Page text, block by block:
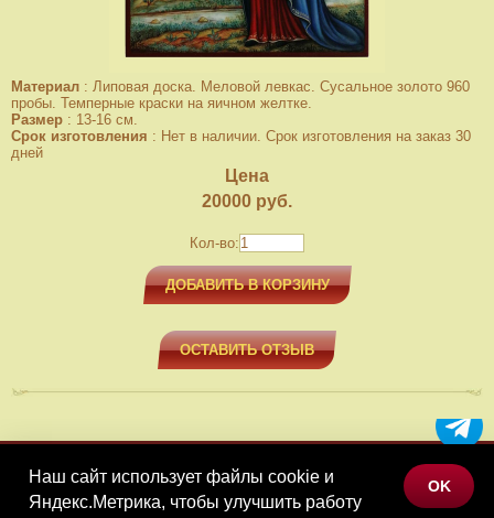
Материал : Липовая доска. Меловой левкас. Сусальное золото 960
пробы. Темперные краски на яичном желтке.
Размер : 13-16 см.
Срок изготовления : Нет в наличии. Срок изготовления на заказ 30
дней
Цена
20000 руб.
Кол-во:
ДОБАВИТЬ В КОРЗИНУ
ОСТАВИТЬ ОТЗЫВ
МЕНЮ
КАТАЛОГ ТОВАРОВ
Наш сайт использует файлы cookie и
Яндекс.Метрика, чтобы улучшить работу
OK